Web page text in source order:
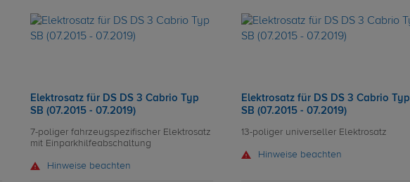
Elektrosatz für DS DS 3 Cabrio Typ
SB (07.2015 - 07.2019)
7-poliger fahrzeugspezifischer Elektrosatz
mit Einparkhilfeabschaltung
Hinweise beachten
Elektrosatz für DS DS 3 Cabrio Typ
SB (07.2015 - 07.2019)
13-poliger universeller Elektrosatz
Hinweise beachten